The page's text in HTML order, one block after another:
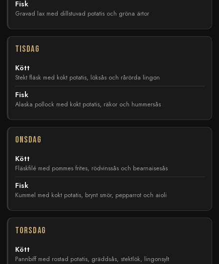
Fisk
Gravad lax med dillstuvad potatis och gröna ärtor
Tisdag
Kött
Stekt fläsk med kokt potatis, löksås och rårörda lingon
Fisk
Alaska pollock med kokt potatis, räkor och hummersås
Onsdag
Kött
Fläskfilé med pommes frites, rödvinssås och bearnaisesås
Fisk
Kummel med kokt potatis, brynt smör, pepparrot och aioli
Torsdag
Kött
Pannbiff med rostad potatis, gräddsås, stektlök, lingonsylt